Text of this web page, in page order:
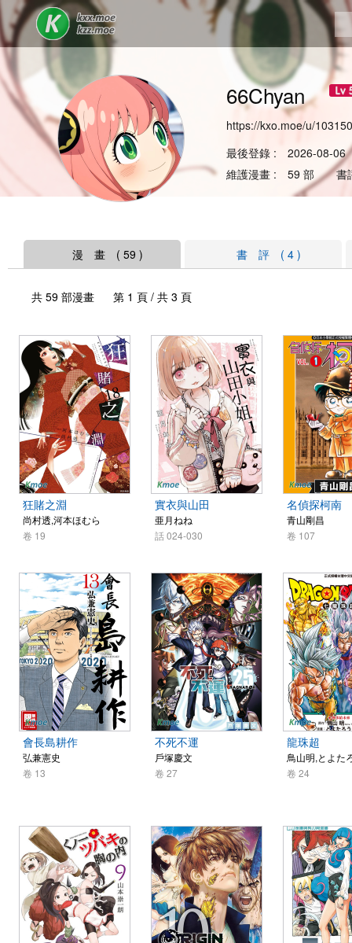
66Chyan
https://kxo.moe/u/
最後登錄 : 2026-08-06
維護漫畫 : 59 部
漫 畫 ( 59 ) 書 評 ( 4 )
共 59 部漫畫 第 1 頁 / 共 3 頁
狂賭之淵
尚村透,河本ほむら
卷 19
實衣與山田
亜月ねね
話 024-030
名偵探柯南
青山剛昌
卷 107
會長島耕作
弘兼憲史
卷 13
不死不運
戶塚慶文
卷 27
龍珠超
鳥山明,とよた
卷 24